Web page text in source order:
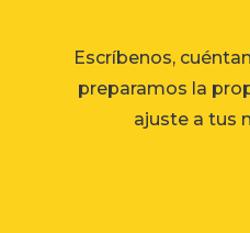
Escríbenos,
preparamos la
ajuste a tus